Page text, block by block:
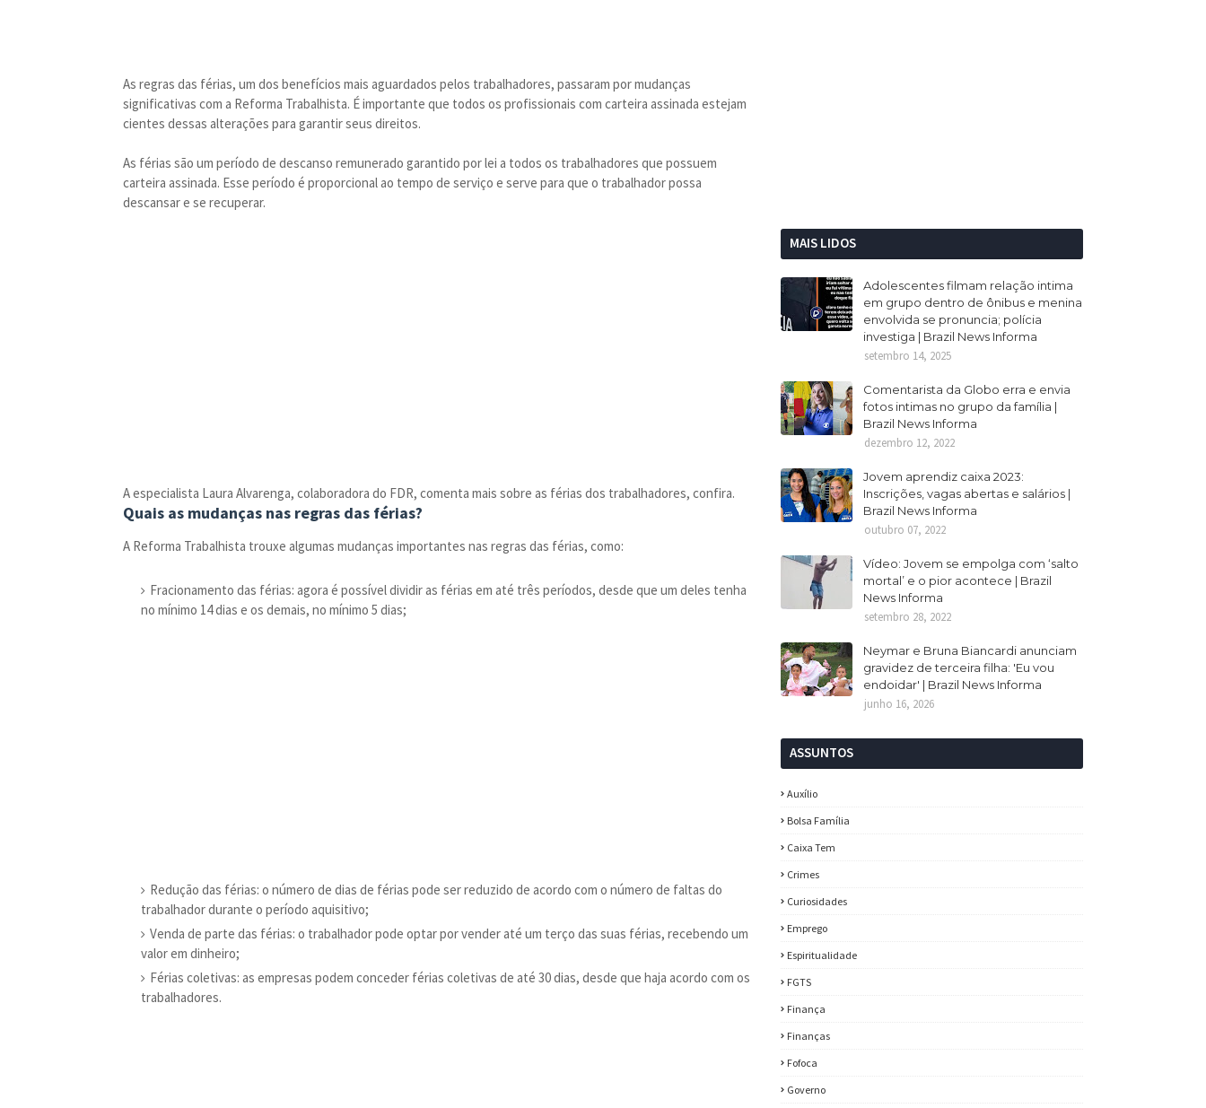
As regras das férias, um dos benefícios mais aguardados pelos trabalhadores, passaram por mudanças
significativas com a Reforma Trabalhista. É importante que todos os profissionais com carteira assinada estejam
cientes dessas alterações para garantir seus direitos.
As férias são um período de descanso remunerado garantido por lei a todos os trabalhadores que possuem
carteira assinada. Esse período é proporcional ao tempo de serviço e serve para que o trabalhador possa
descansar e se recuperar.
A especialista Laura Alvarenga, colaboradora do FDR, comenta mais sobre as férias dos trabalhadores, confira.
Quais as mudanças nas regras das férias?
A Reforma Trabalhista trouxe algumas mudanças importantes nas regras das férias, como:
Fracionamento das férias: agora é possível dividir as férias em até três períodos, desde que um deles tenha
no mínimo 14 dias e os demais, no mínimo 5 dias;
Redução das férias: o número de dias de férias pode ser reduzido de acordo com o número de faltas do
trabalhador durante o período aquisitivo;
Venda de parte das férias: o trabalhador pode optar por vender até um terço das suas férias, recebendo um
valor em dinheiro;
Férias coletivas: as empresas podem conceder férias coletivas de até 30 dias, desde que haja acordo com os
trabalhadores.
MAIS LIDOS
Adolescentes filmam relação intima
em grupo dentro de ônibus e menina
envolvida se pronuncia; polícia
investiga | Brazil News Informa
setembro 14, 2025
Comentarista da Globo erra e envia
fotos intimas no grupo da família |
Brazil News Informa
dezembro 12, 2022
Jovem aprendiz caixa 2023:
Inscrições, vagas abertas e salários |
Brazil News Informa
outubro 07, 2022
Vídeo: Jovem se empolga com ‘salto
mortal’ e o pior acontece | Brazil
News Informa
setembro 28, 2022
Neymar e Bruna Biancardi anunciam
gravidez de terceira filha: 'Eu vou
endoidar' | Brazil News Informa
junho 16, 2026
ASSUNTOS
Auxílio
Bolsa Família
Caixa Tem
Crimes
Curiosidades
Emprego
Espiritualidade
FGTS
Finança
Finanças
Fofoca
Governo